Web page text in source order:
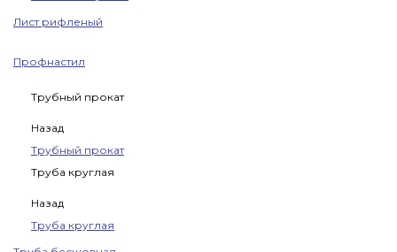
Лист рифленый
Профнастил
Трубный прокат
Назад
Трубный прокат
Труба круглая
Назад
Труба круглая